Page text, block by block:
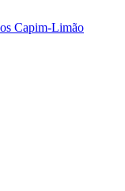
Capim-Limão